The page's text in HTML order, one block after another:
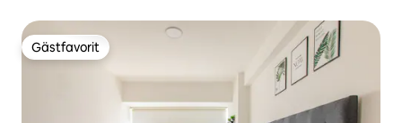
Gästfavorit
Gästfavorit